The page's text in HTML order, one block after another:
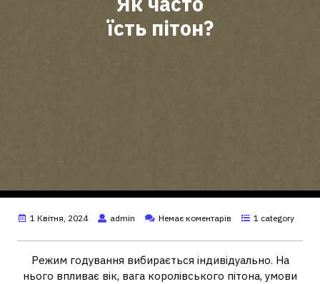
їсть пітон?
1 Квітня, 2024 admin Немає коментарів 1 category
Режим годування вибирається індивідуально. На
нього впливає вік, вага королівського пітона, умови